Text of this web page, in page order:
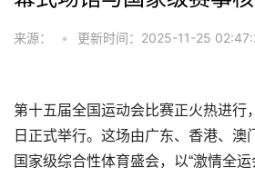
来源： • 更新时间：2025-11-25
第十五届全国运动会比赛正火热进行
日正式举行。这场由广东、香港、澳
国家级综合性体育盛会，以“激情全